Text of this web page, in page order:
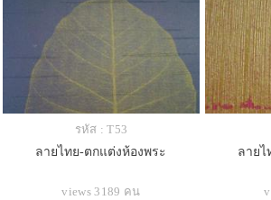
รหัส : T53
ลายไทย-ตกแต่งห้องพระ
views 3189 คน
ลายไ